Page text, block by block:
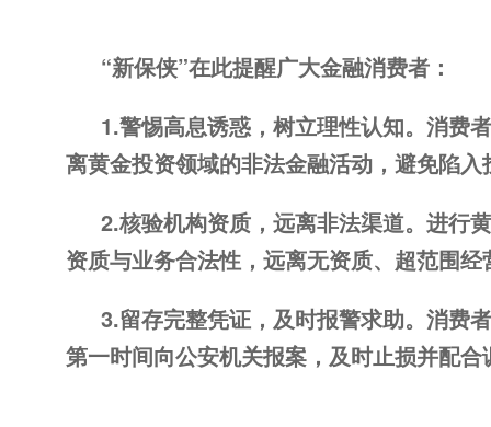
“新保侠”在此提醒广大金融消费者：
1.警惕高息诱惑，树立理性认知。消费
离黄金投资领域的非法金融活动，避免陷入
2.核验机构资质，远离非法渠道。进行
资质与业务合法性，远离无资质、超范围
3.留存完整凭证，及时报警求助。消费
第一时间向公安机关报案，及时止损并配合